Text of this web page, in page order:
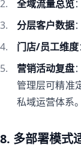
全域流量总览
分层客户数据
门店/员工维度
营销活动复盘
管理层可精准
私域运营体系。
8. 多部署模式